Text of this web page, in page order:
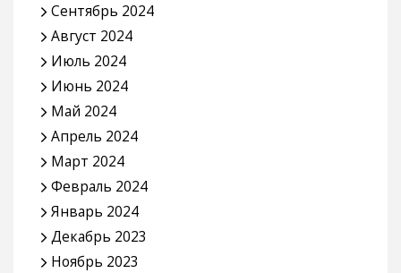
Сентябрь 2024
Август 2024
Июль 2024
Июнь 2024
Май 2024
Апрель 2024
Март 2024
Февраль 2024
Январь 2024
Декабрь 2023
Ноябрь 2023